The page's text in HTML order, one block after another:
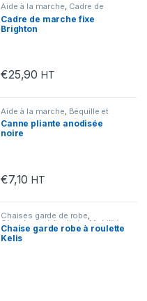
Aide à la marche, Cadre de
marche ,Mobilité et handicap
Cadre de marche fixe
Brighton
€25,90 HT
Aide à la marche Béquille et
Cannes Mobilité et handicap
Canne pliante anodisée
noire
€7,10 HT
Chaises garde de robe,
Chambre médicalisée, Mobilité
et handicap
Chaise garde robe à roulette
Kelis